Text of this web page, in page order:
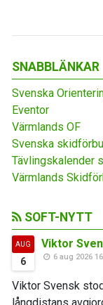
SNABBLÄNKAR
Svenska
Eventor
Värmlands OF
Svenska
Tävlingskalender
Värmlands
SOFT-NYTT
AUG
6
Viktor
6 aug 2026
Viktor Svensk